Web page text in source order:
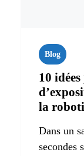
Blog
10
la
Dans un
secondes